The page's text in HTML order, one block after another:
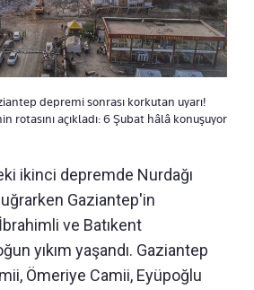
depremi sonrası korkutan uyarı!
rotasını açıkladı: 6 Şubat hâlâ konuşuyor
ikinci depremde Nurdağı
Gaziantep'in
ve Batıkent
yıkım yaşandı. Gaziantep
Ömeriye Camii, Eyüpoğlu